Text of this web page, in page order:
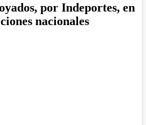
por Indeportes, en
nacionales